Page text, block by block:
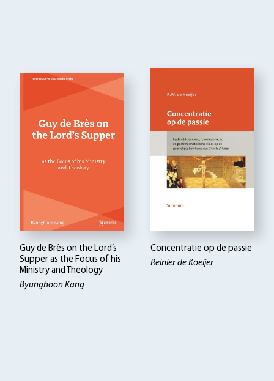
Guy de Brès on the Lord’s
Supper as the Focus of his
Ministry and Theology
Byunghoon Kang
Concentratie op de passie
Reinier de Koeijer